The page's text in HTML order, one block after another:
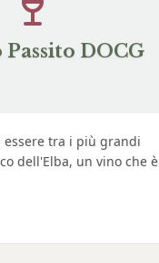
DOCG
essere tra i più grandi
dell'Elba, un vino che è